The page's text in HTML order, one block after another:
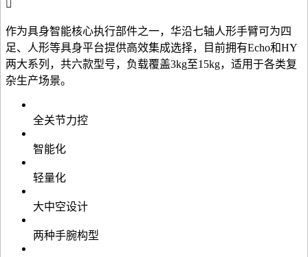
作为具身智能核心执行部件之一，华沿七轴人形手臂可为四
足、人形等具身平台提供高效集成选择，目前拥有Echo和HY
两大系列，共六款型号，负载覆盖3kg至15kg，适用于各类复
杂生产场景。
全关节力控
智能化
轻量化
大中空设计
两种手腕构型